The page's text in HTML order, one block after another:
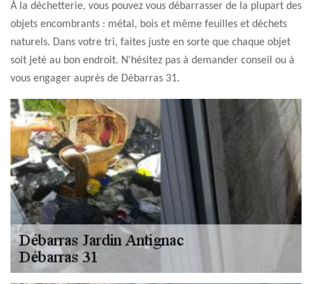
À la déchetterie, vous pouvez vous débarrasser de la plupart des
objets encombrants : métal, bois et même feuilles et déchets
naturels. Dans votre tri, faites juste en sorte que chaque objet
soit jeté au bon endroit. N'hésitez pas à demander conseil ou à
vous engager auprès de Débarras 31.